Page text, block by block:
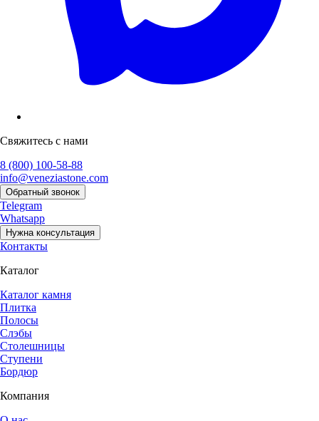
Свяжитесь с нами
8 (800) 100-58-88
info@veneziastone.com
Обратный звонок
Telegram
Whatsapp
Нужна консультация
Контакты
Каталог
Каталог камня
Плитка
Полосы
Слэбы
Столешницы
Ступени
Бордюр
Компания